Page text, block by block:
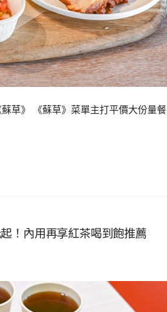
草》 《蘇草》菜單主打平價大份量餐
！內用再享紅茶喝到飽推薦